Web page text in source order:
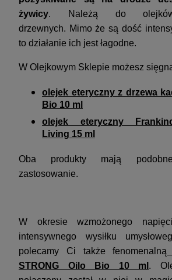
żywicy. Należą doolejków
drzewnych. Mimo że są dość
to działanie ich jest łagodne.
W Olejkowym Sklepie możesz
olejek eteryczny z drzewa
Bio 10 ml
olejek eteryczny
Living 15 ml
Oba produkty mają
zastosowanie.
W okresie wzmożonego
intensywnego wysiłku
polecamy Ci także fenomenalną
STRONG Oilo Bio 10 ml .